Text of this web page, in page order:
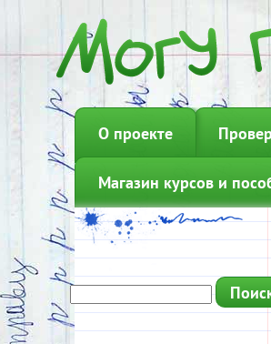
О проекте
Магазин курсов и